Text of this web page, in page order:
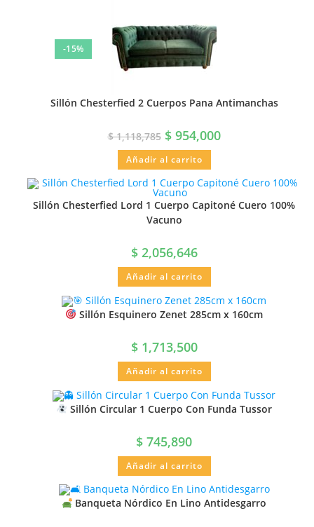
-15%
Sillón Chesterfied 2 Cuerpos Pana Antimanchas
$1,118,785 $954,000
Añadir al carrito
Sillón Chesterfied Lord 1 Cuerpo Capitoné Cuero 100%
Vacuno
$2,056,646
Añadir al carrito
Sillón Esquinero Zenet 285cm x 160cm
$1,713,500
Añadir al carrito
Sillón Circular 1 Cuerpo Con Funda Tussor
$ 745,890
Añadir al carrito
Banqueta Nórdico En Lino Antidesgarro